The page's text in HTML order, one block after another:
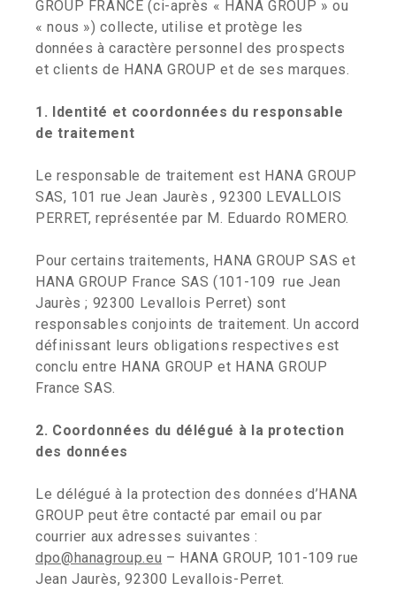
GROUP FRANCE (ci-après « HANA GROUP » ou
« nous ») collecte, utilise et protège les
données à caractère personnel des prospects
et clients de HANA GROUP et de ses marques.
1. Identité et coordonnées du responsable
de traitement
Le responsable de traitement est HANA GROUP
SAS, 101 rue Jean Jaurès , 92300 LEVALLOIS
PERRET, représentée par M. Eduardo ROMERO.
Pour certains traitements, HANA GROUP SAS et
HANA GROUP France SAS (101-109 rue Jean
Jaurès ; 92300 Levallois Perret) sont
responsables conjoints de traitement. Un accord
définissant leurs obligations respectives est
conclu entre HANA GROUP et HANA GROUP
France SAS.
2. Coordonnées du délégué à la protection
des données
Le délégué à la protection des données d’HANA
GROUP peut être contacté par email ou par
courrier aux adresses suivantes :
dpo@hanagroup.eu – HANA GROUP, 101-109 rue
Jean Jaurès, 92300 Levallois-Perret.